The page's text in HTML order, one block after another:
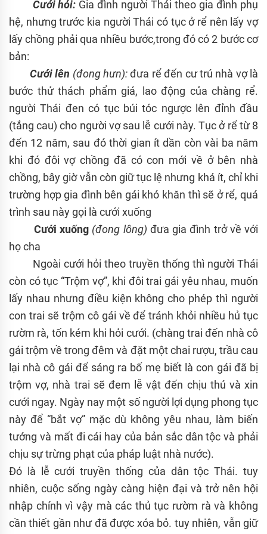
Cưới hỏi: Gia đình người Thái theo gia đình phụ
hệ, nhưng trước kia người Thái có tục ở rể nên lấy vợ
lấy chồng phải qua nhiều bước,trong đó có 2 bước cơ
bản:
Cưới lên (đong hưn):đưa rể đến cư trú nhà vợ là
bước thử thách phẩm giá, lao động của chàng rể.
người Thái đen có tục búi tóc ngược lên đỉnh đầu
(tẳng cau) cho người vợ sau lễ cưới này. Tục ở rể từ 8
đến 12 năm, sau đó thời gian ít dần còn vài ba năm
khi đó đôi vợ chồng đã có con mới về ở bên nhà
chồng, bây giờ vẫn còn giữ tục lệ nhưng khá ít, chỉ khi
trường hợp gia đình bên gái khó khăn thì sẽ ở rể, quá
trình sau này gọi là cưới xuống
Cưới xuống (đong lông) đưa gia đình trở về với
họ cha
Ngoài cưới hỏi theo truyền thống thì người Thái
còn có tục “Trộm vợ”, khi đôi trai gái yêu nhau, muốn
lấy nhau nhưng điều kiện không cho phép thì người
con trai sẽ trộm cô gái về để tránh khỏi nhiều hủ tục
rườm rà, tốn kém khi hỏi cưới. (chàng trai đến nhà cô
gái trộm về trong đêm và đặt một chai rượu, trầu cau
lại nhà cô gái để sáng ra bố mẹ biết là con gái đã bị
trộm vợ, nhà trai sẽ đem lễ vật đến chịu thú và xin
cưới ngay. Ngày nay một số người lợi dụng phong tục
này để “bắt vợ” mặc dù không yêu nhau, làm biến
tướng và mất đi cái hay của bản sắc dân tộc và phải
chịu sự trừng phạt của pháp luật nhà nước).
Đó là lễ cưới truyền thống của dân tộc Thái. tuy
nhiên, cuộc sống ngày càng hiện đại và trở nên hội
nhập chính vì vậy mà các thủ tục rườm rà và không
cần thiết gần như đã được xóa bỏ. tuy nhiên, vẫn giữ